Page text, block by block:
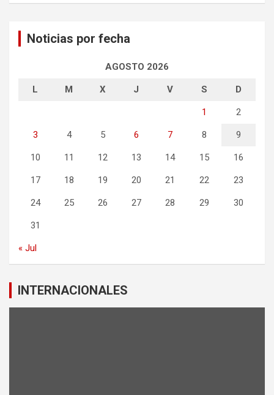
Noticias por fecha
AGOSTO 2026
L M X J V S D
1 2
3 4 5 6 7 8 9
10 11 12 13 14 15 16
17 18 19 20 21 22 23
24 25 26 27 28 29 30
31
« Jul
INTERNACIONALES